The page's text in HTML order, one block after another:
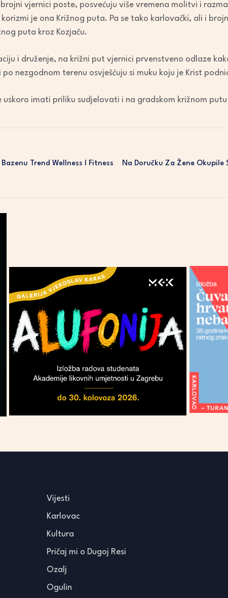
vjernici poste, posvećuju više vremena molitvi i
je ona Križnog puta. Pa se tako karlovački, ali i
puta kroz Kozjaču.
i druženje, na križni put vjernici prvenstveno odlaze
nezgodnom terenu osvješćuju si muku koju je Krist
uskoro imati priliku sudjelovati i na gradskom križnom
Trend Wellness I Fitness
Na Doručku Za Žene Okupile
Vijesti
Karlovac
Kultura
Pričaj mi o Dugoj Resi
Ozalj
Ogulin